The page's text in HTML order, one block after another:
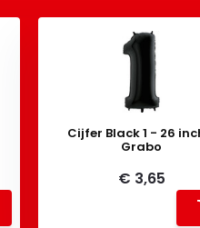
Cijfer Black 1 - 26
Grabo
€ 3,65